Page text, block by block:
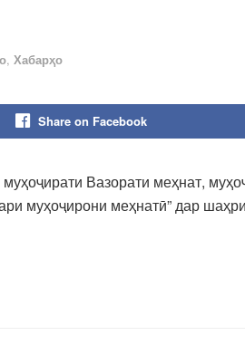
, Хабарҳо
Share on Facebook
Вазорати меҳнат,
муҳоҷирони меҳнатӣ” дар